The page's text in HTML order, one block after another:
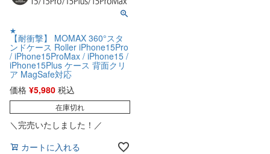
★
【耐衝撃】 MOMAX 360°スタ
ンドケース Roller iPhone15Pro
/ iPhone15ProMax / iPhone15 /
iPhone15Plus ケース 背面クリ
ア MagSafe対応
価格 ¥5,980 税込
在庫切れ
＼完売いたしました！／
カートに入れる